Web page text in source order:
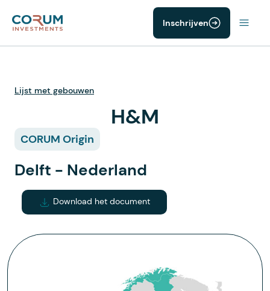
Inschrijven
Lijst met gebouwen
H&M
CORUM Origin
Delft - Nederland
Download het document